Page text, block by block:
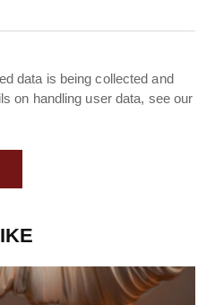
data is being collected and
on handling user data, see our